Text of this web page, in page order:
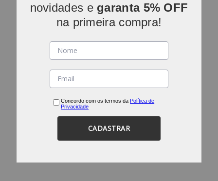
novidades e garanta 5% OFF
na primeira compra!
Concordo com os termos da Política de
Privacidade
CADASTRAR